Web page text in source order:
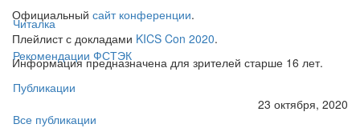
Читалка
Рекомендации ФСТЭК
Публикации
Все публикации
Официальный сайт конференции.
Плейлист с докладами KICS Con 2020.
Информация предназначена для зрителей старше 16 лет.
23 октября, 2020